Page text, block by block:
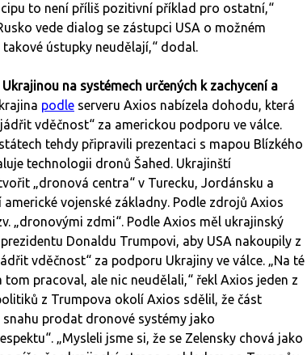
to není příliš pozitivní příklad pro ostatní,“
vede dialog se zástupci USA o možném
takové ústupky neudělají,“ dodal.
na systémech určených k zachycení a
podle serveru Axios nabízela dohodu, která
vděčnost“ za americkou podporu ve válce.
tehdy připravili prezentaci s mapou Blízkého
technologii dronů Šahed. Ukrajinští
„dronová centra“ v Turecku, Jordánsku a
vojenské základny. Podle zdrojů Axios
„dronovými zdmi“. Podle Axios měl ukrajinský
Donaldu Trumpovi, aby USA nakoupily z
vděčnost“ za podporu Ukrajiny ve válce. „Na té
pracoval, ale nic neudělali,“ řekl Axios jeden z
z Trumpova okolí Axios sdělil, že část
prodat dronové systémy jako
„Mysleli jsme si, že se Zelensky chová jako